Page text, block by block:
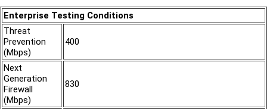
Enterprise Testing Conditions
Threat
Prevention
(Mbps)
400
Next
Generation
Firewall
(Mbps)
830